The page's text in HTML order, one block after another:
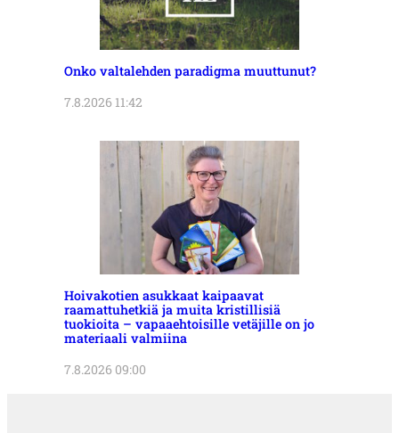
Onko valtalehden paradigma muuttunut?
7.8.2026 11:42
Hoivakotien asukkaat kaipaavat
raamattuhetkiä ja muita kristillisiä
tuokioita – vapaaehtoisille vetäjille on jo
materiaali valmiina
7.8.2026 09:00